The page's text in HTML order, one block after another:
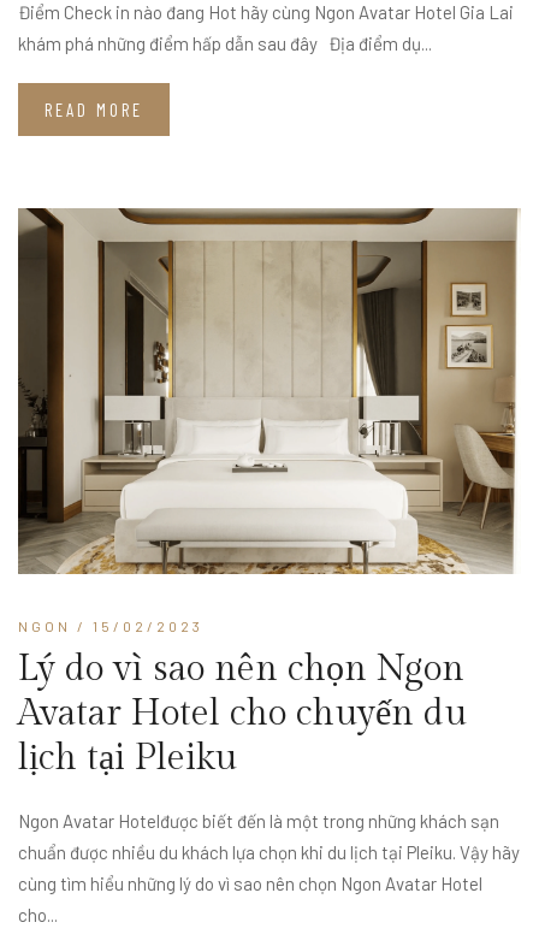
Điểm Check in nào đang Hot hãy cùng Ngon Avatar Hotel Gia Lai
khám phá những điểm hấp dẫn sau đây Địa điểm dụ...
READ MORE
NGON / 15/02/2023
Lý do vì sao nên chọn Ngon
Avatar Hotel cho chuyến du
lịch tại Pleiku
Ngon Avatar Hotelđược biết đến là một trong những khách sạn
chuẩn được nhiều du khách lựa chọn khi du lịch tại Pleiku. Vậy hãy
cùng tìm hiểu những lý do vì sao nên chọn Ngon Avatar Hotel
cho...